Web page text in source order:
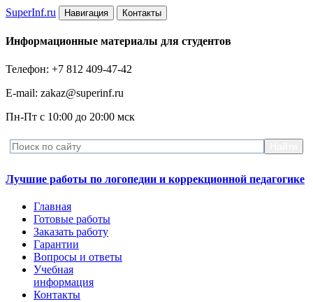
SuperInf.ru Навигация Контакты
Информационные материалы для студентов
Телефон: +7 812 409-47-42
E-mail: zakaz@superinf.ru
Пн-Пт с 10:00 до 20:00 мск
Лучшие работы по логопедии и коррекционной педагогике
Главная
Готовые работы
Заказать работу
Гарантии
Вопросы и ответы
Учебная
информация
Контакты